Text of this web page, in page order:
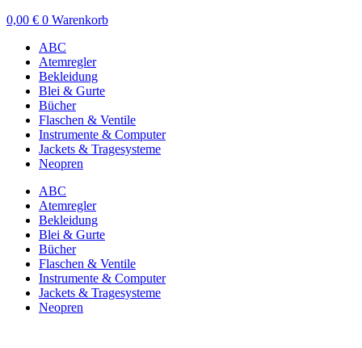
0,00 € 0 Warenkorb
ABC
Atemregler
Bekleidung
Blei & Gurte
Bücher
Flaschen & Ventile
Instrumente & Computer
Jackets & Tragesysteme
Neopren
ABC
Atemregler
Bekleidung
Blei & Gurte
Bücher
Flaschen & Ventile
Instrumente & Computer
Jackets & Tragesysteme
Neopren